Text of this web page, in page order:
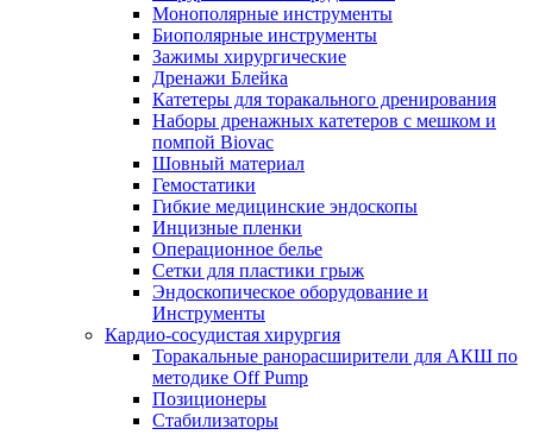
Монополярные инструменты
Биополярные инструменты
Зажимы хирургические
Дренажи Блейка
Катетеры для торакального дренирования
Наборы дренажных катетеров с мешком и
помпой Biovac
Шовный материал
Гемостатики
Гибкие медицинские эндоскопы
Инцизные пленки
Операционное белье
Сетки для пластики грыж
Эндоскопическое оборудование и
Инструменты
Кардио-сосудистая хирургия
Торакальные ранорасширители для АКШ по
методике Off Pump
Позиционеры
Стабилизаторы